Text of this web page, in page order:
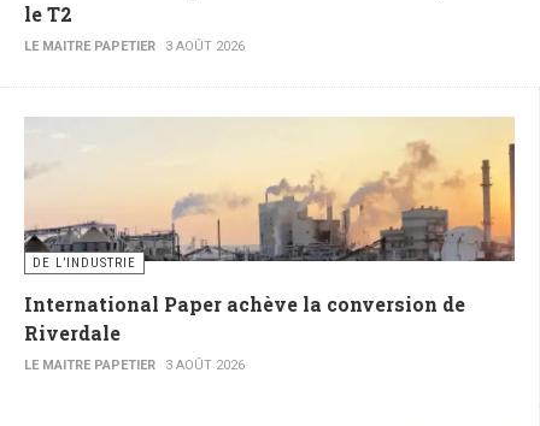
le T2
LE MAITRE PAPETIER 3 AOÛT 2026
DE L’INDUSTRIE
International Paper achève la conversion de
Riverdale
LE MAITRE PAPETIER 3 AOÛT 2026